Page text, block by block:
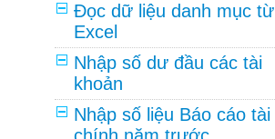
Đọc dữ liệu danh mục từ
Excel
Nhập số dư đầu các tài
khoản
Nhập số liệu Báo cáo tài